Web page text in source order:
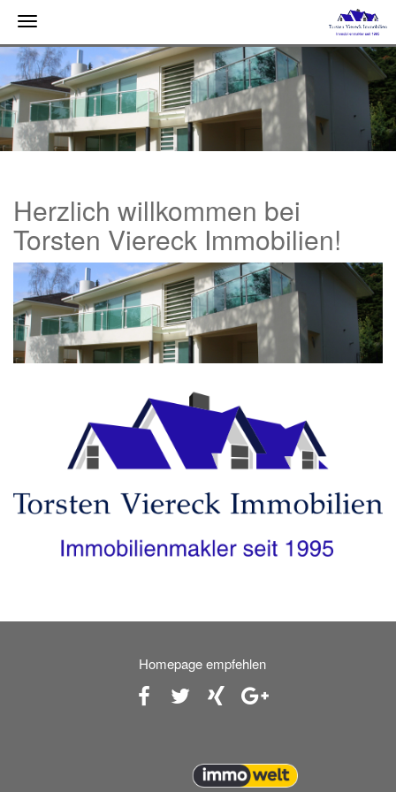
Toggle
navigation
Herzlich willkommen bei
Torsten Viereck Immobilien!
Homepage empfehlen